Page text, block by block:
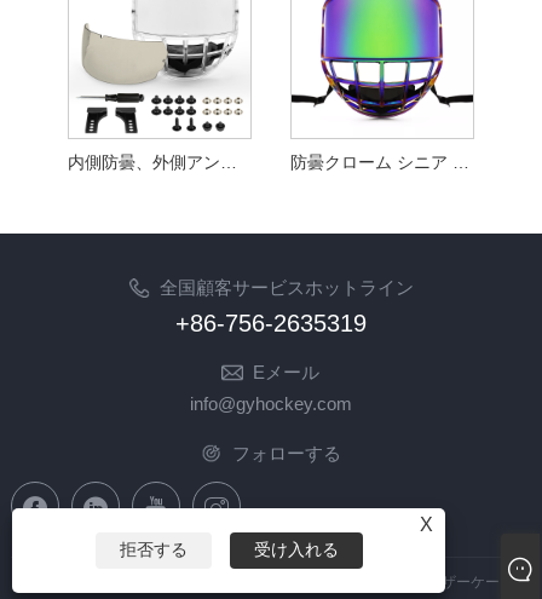
全国顧客サービスホットライン
+86-756-2635319
Eメール
info@gyhockey.com
フォローする
Copyright © 2023 Zhuhai GY Hockey Co., Ltd. - 中国ホッケーバイザーケージ、
X
拒否する 受け入れる